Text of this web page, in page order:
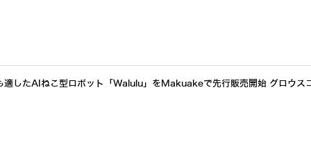
適したAIねこ型ロボット「Walulu」をMakuakeで先行販売開始 グロウス